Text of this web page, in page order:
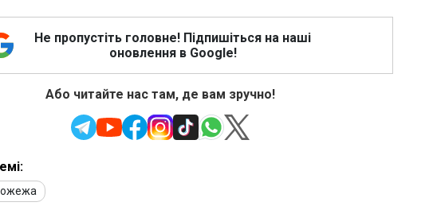
Не пропустіть головне! Підпишіться на наші
оновлення в Google!
Або читайте нас там, де вам зручно!